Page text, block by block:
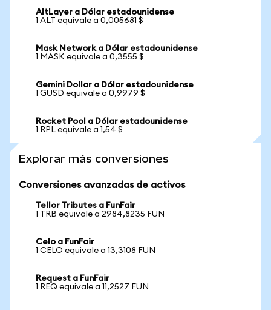
AltLayer a Dólar estadounidense
1 ALT equivale a 0,005681 $
Mask Network a Dólar estadounidense
1 MASK equivale a 0,3555 $
Gemini Dollar a Dólar estadounidense
1 GUSD equivale a 0,9979 $
Rocket Pool a Dólar estadounidense
1 RPL equivale a 1,54 $
Explorar más conversiones
Conversiones avanzadas de activos
Tellor Tributes a FunFair
1 TRB equivale a 2984,8235 FUN
Celo a FunFair
1 CELO equivale a 13,3108 FUN
Request a FunFair
1 REQ equivale a 11,2527 FUN